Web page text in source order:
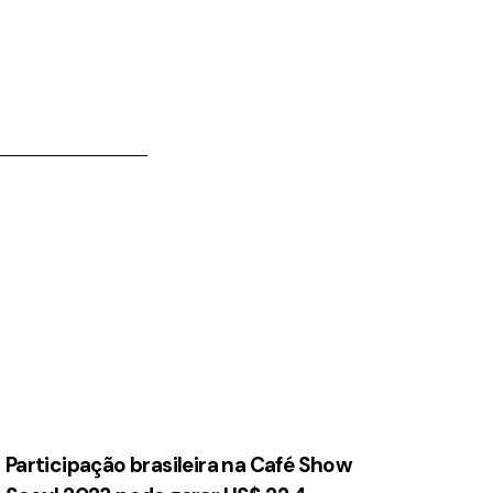
Participação brasileira na Café Show